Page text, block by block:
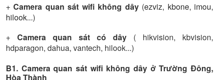
+Camera quan sát wifi không dây(ezviz, kbone, imou,
hilook...)
+ Camera quan sát có dây ( hikvision, kbvision,
hdparagon, dahua, vantech, hilook...)
B1. Camera quan sát wifi không dây ở Trường Đông,
Hòa Thành